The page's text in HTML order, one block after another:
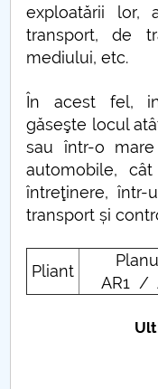
Proiect SU-ETIC
Protecția datelor
UNIVERSITATE
IOSUD/CSUD-
Comisie de etica
Accesibilitate
Raportul
privind
exploatării lor,
transport, de
mediului, etc.
În acest fel,
găseşte locul
sau într-o
automobile,
întreţinere, într-
transport și
Pliant
AR1 /